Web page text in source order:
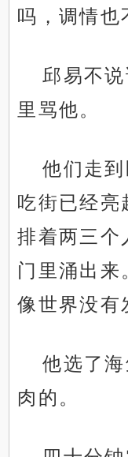
吗，调情也
邱易不
里骂他。
他们走
吃街已经亮
排着两三个
门里涌出来
像世界没有
他选了
肉的。